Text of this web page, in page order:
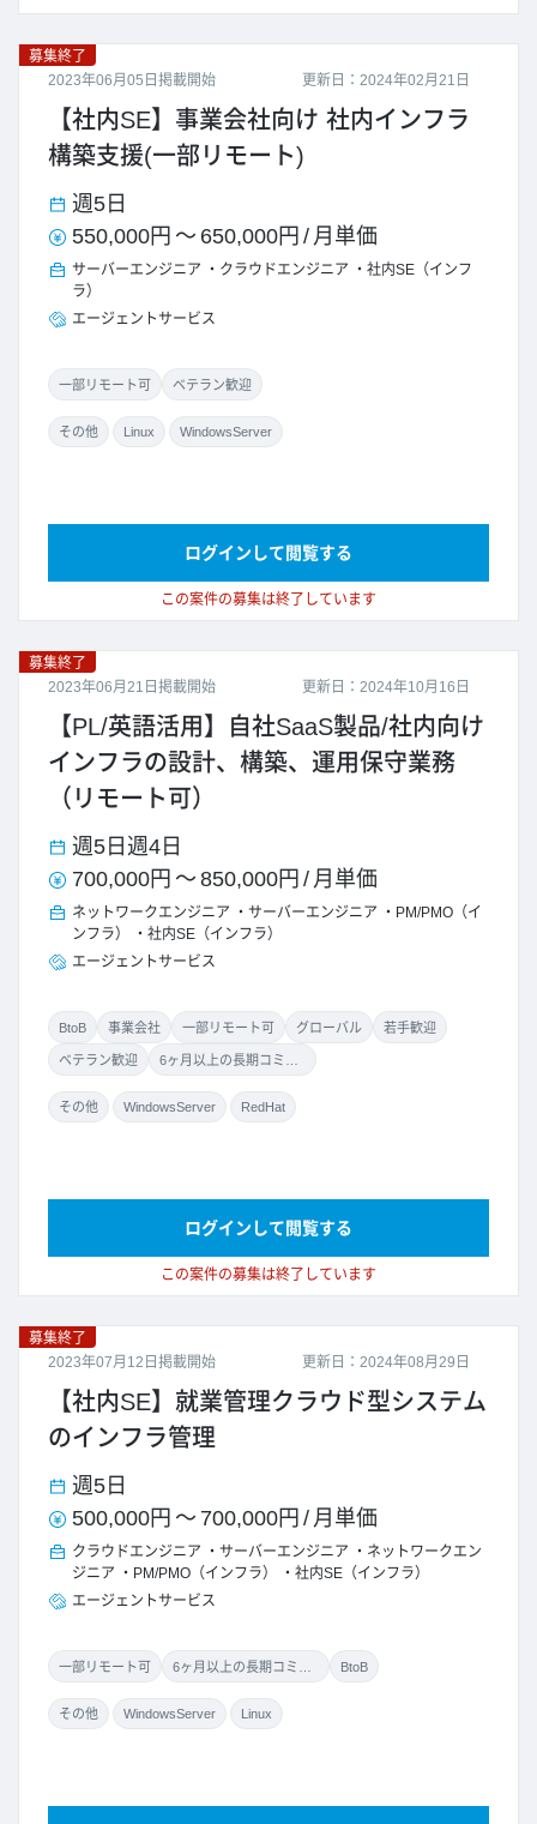
更新日：2024年02月21日
募集終了
2023年06月05日掲載開始
【社内SE】事業会社向け 社内インフラ
構築支援(一部リモート)
週5日
550,000円 ～ 650,000円 / 月単価
サーバーエンジニア クラウドエンジニア
社内SE（インフ
ラ）
エージェントサービス
一部リモート可 ベテラン歓迎
その他 Linux WindowsServer
この案件の募集は終了しています
ログインして閲覧する
更新日：2024年10月16日
募集終了
2023年06月21日掲載開始
【PL/英語活用】自社SaaS製品/社内向け
インフラの設計、構築、運用保守業務
（リモート可）
週5日 週4日
700,000円 ～ 850,000円 / 月単価
ネットワークエンジニア サーバーエンジニア
PM/PMO（イ
ンフラ）
社内SE（インフラ）
エージェントサービス
BtoB 事業会社 一部リモート可 グローバル 若手歓迎
ベテラン歓迎
その他 WindowsServer RedHat
この案件の募集は終了しています
ログインして閲覧する
更新日：2024年08月29日
募集終了
2023年07月12日掲載開始
【社内SE】就業管理クラウド型システム
のインフラ管理
週5日
500,000円 ～ 700,000円 / 月単価
クラウドエンジニア サーバーエンジニア
ネットワークエン
ジニア
PM/PMO（インフラ）
社内SE（インフラ）
エージェントサービス
一部リモート可 BtoB
その他 WindowsServer Linux